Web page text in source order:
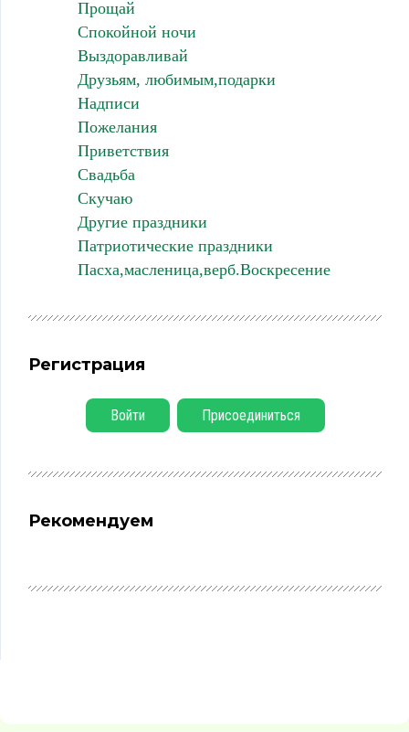
Прощай
Спокойной ночи
Выздоравливай
Друзьям, любимым,подарки
Надписи
Пожелания
Приветствия
Свадьба
Скучаю
Другие праздники
Патриотические праздники
Пасха,масленица,верб.Воскресение
Регистрация
Войти Присоединиться
Рекомендуем